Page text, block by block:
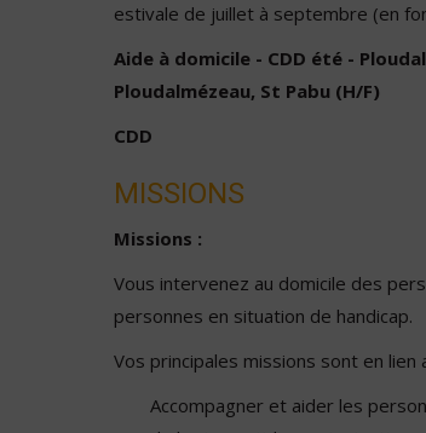
estivale de juillet à septembre (en
Aide à domicile - CDD été -
Ploudalmézeau, St Pabu (H/F)
CDD
MISSIONS
Missions :
Vous intervenez au domicile des
personnes en situation de handicap.
Vos principales missions sont en lien
Accompagner et aider les